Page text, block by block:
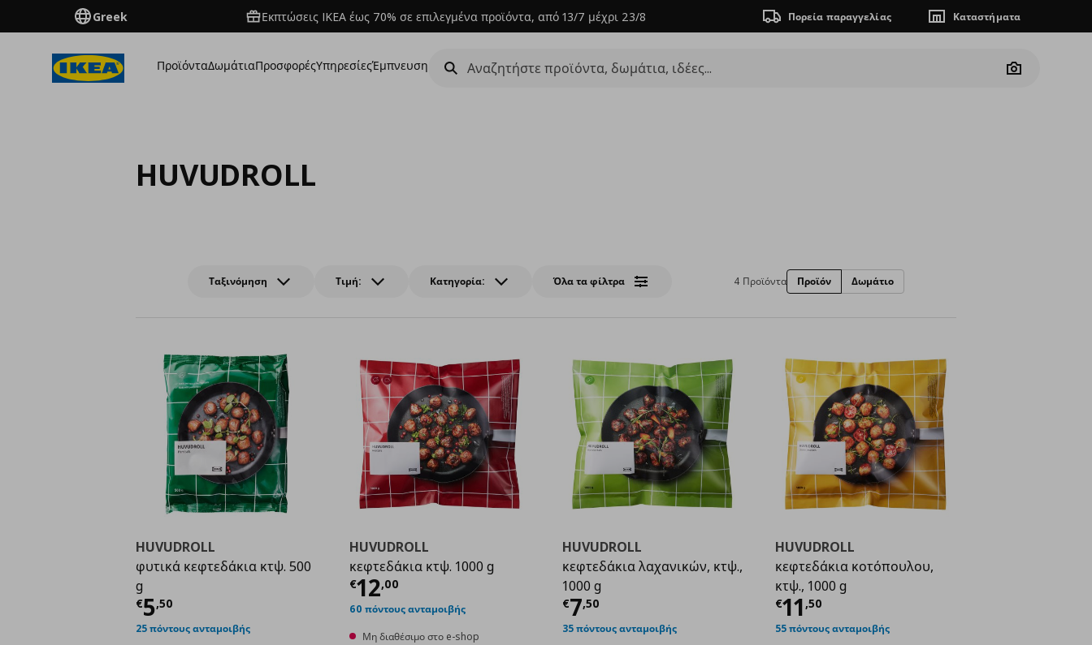
Greek Εκπτώσεις IKEA έως 70% σε επιλεγμένα προϊόντα, από 13/7 μέχρι 23/8 Πορεία παραγγελίας Καταστήματα
ΠροϊόνταΔωμάτιαΠροσφορέςΥπηρεσίεςΈμπνευση
Camera
HUVUDROLL
Ταξινόμηση Τιμή: Κατηγορία: Όλα τα φίλτρα 4 Προϊόντα Προϊόν Δωμάτιο
HUVUDROLL
φυτικά κεφτεδάκια κτψ. 500
g
€5,50
Τρέχουσα τιμή € 5,50
25 πόντους ανταμοιβής
HUVUDROLL
κεφτεδάκια κτψ. 1000 g
€12,00
Τρέχουσα τιμή € 12,00
60 πόντους ανταμοιβής
Μη διαθέσιμο στο e-shop
HUVUDROLL
κεφτεδάκια λαχανικών, κτψ.,
1000 g
€7,50
Τρέχουσα τιμή € 7,50
35 πόντους ανταμοιβής
HUVUDROLL
κεφτεδάκια κοτόπουλου,
κτψ., 1000 g
€11,50
Τρέχουσα τιμή
55 πόντους ανταμοιβής